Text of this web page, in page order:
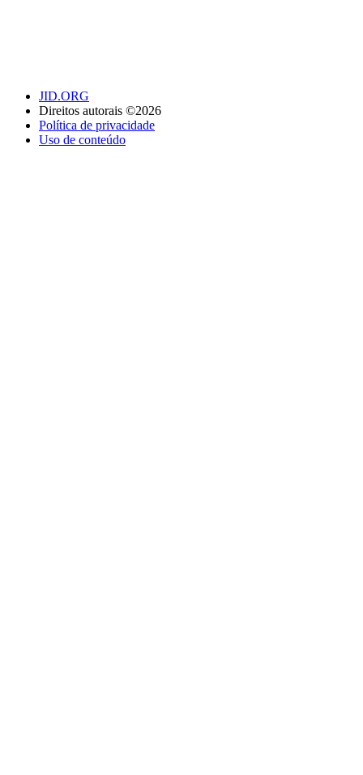
JID.ORG
Direitos autorais ©2026
Política de privacidade
Uso de conteúdo